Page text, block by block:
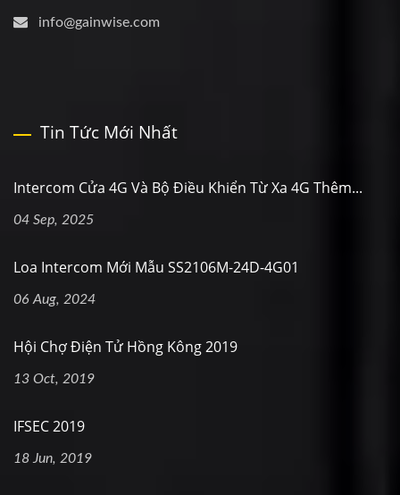
info@gainwise.com
Tin Tức Mới Nhất
Intercom Cửa 4G Và Bộ Điều Khiển Từ Xa 4G Thêm...
04 Sep, 2025
Loa Intercom Mới Mẫu SS2106M-24D-4G01
06 Aug, 2024
Hội Chợ Điện Tử Hồng Kông 2019
13 Oct, 2019
IFSEC 2019
18 Jun, 2019